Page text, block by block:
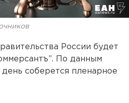
России будет
По данным
соберется пленарное